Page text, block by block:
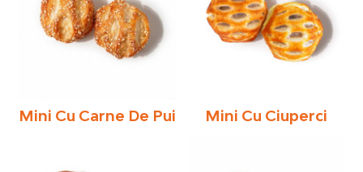
Mini Cu Carne De Pui Mini Cu Ciuperci